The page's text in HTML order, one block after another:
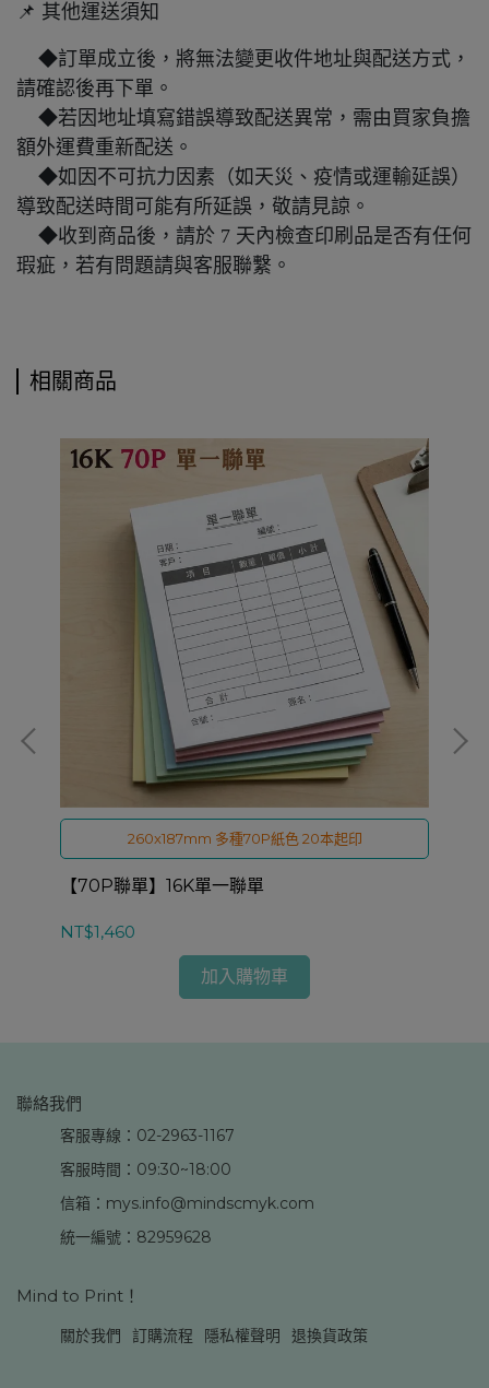
📌 其他運送須知
◆訂單成立後，將無法變更收件地址與配送方式，
請確認後再下單。
◆若因地址填寫錯誤導致配送異常，需由買家負擔
額外運費重新配送。
◆如因不可抗力因素（如天災、疫情或運輸延誤）
導致配送時間可能有所延誤，敬請見諒。
◆收到商品後，請於 7 天內檢查印刷品是否有任何
瑕疵，若有問題請與客服聯繫。
相關商品
260x187mm 多種70P紙色 20本起印
【70P聯單】16K單一聯單
NT$1,460
加入購物車
聯絡我們
客服專線：02-2963-1167
客服時間：09:30~18:00
信箱：mys.info@mindscmyk.com
統一編號：82959628
Mind to Print！
關於我們 訂購流程 隱私權聲明 退換貨政策